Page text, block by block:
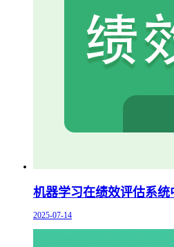
机器学习在绩效评估系统
2025-07-14